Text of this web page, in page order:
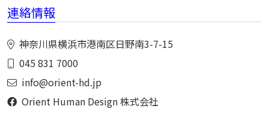
連絡情報
神奈川県横浜市港南区日野南3-7-15
045 831 7000
info@orient-hd.jp
Orient Human Design 株式会社